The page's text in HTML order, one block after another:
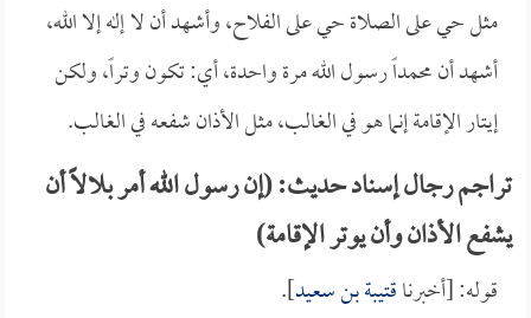
مثل حي على الصلاة حي على الفلاح، وأشهد أن لا إله إلا الله،
أشهد أن محمداً رسول الله مرة واحدة، أي: تكون وتراً، ولكن
إيتار الإقامة إنما هو في الغالب، مثل الأذان شفعه في الغالب.
تراجم رجال إسناد حديث: (إن رسول الله أمر بلالاً أن
يشفع الأذان وأن يوتر الإقامة)
قوله: [أخبرناقتيبة بن سعيد].